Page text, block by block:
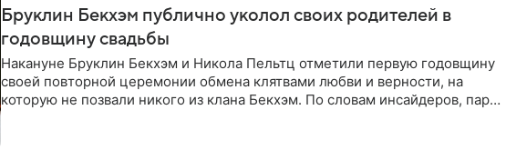
Бруклин Бекхэм публично уколол своих родителей в
годовщину свадьбы
Накануне Бруклин Бекхэм и Никола Пельтц отметили первую годовщину
своей повторной церемонии обмена клятвами любви и верности, на
которую не позвали никого из клана Бекхэм. По словам инсайдеров, пара